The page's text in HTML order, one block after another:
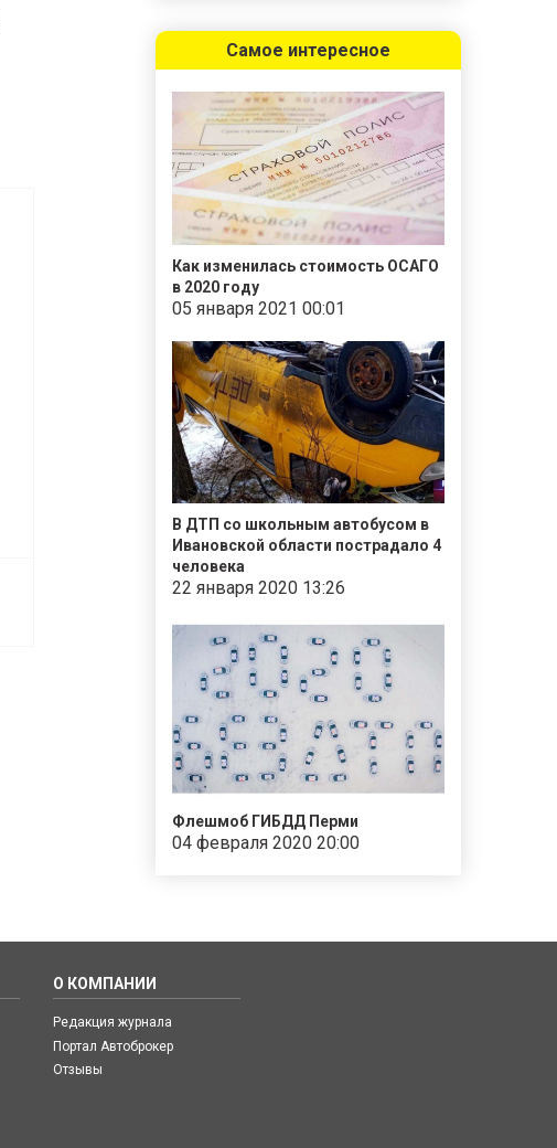
Самое интересное
Как изменилась стоимость ОСАГО
в 2020 году
05 января 2021 00:01
В ДТП со школьным автобусом в
Ивановской области пострадало 4
человека
22 января 2020 13:26
Флешмоб ГИБДД Перми
04 февраля 2020 20:00
О КОМПАНИИ
Редакция журнала
Портал Автоброкер
Отзывы